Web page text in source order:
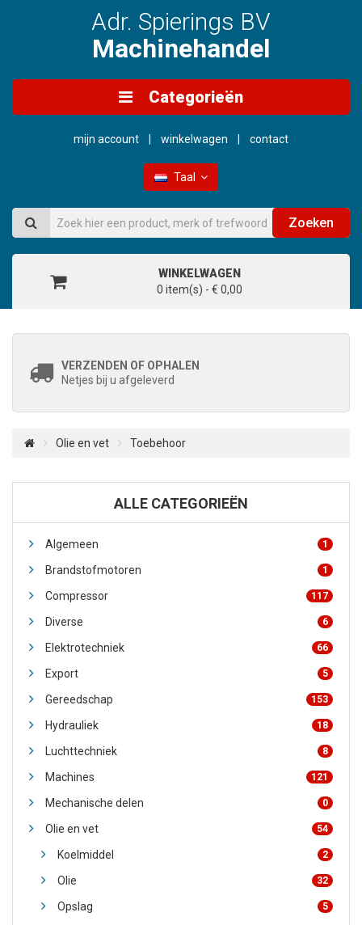
Adr. Spierings BV
Machinehandel
Categorieën
mijn account winkelwagen contact
Taal
Zoeken
WINKELWAGEN
0 item(s) - € 0,00
VERZENDEN OF OPHALEN
Netjes bij u afgeleverd
Olie en vet Toebehoor
ALLE CATEGORIEËN
Algemeen 1
Brandstofmotoren 1
Compressor 117
Diverse 6
Elektrotechniek 66
Export 5
Gereedschap 153
Hydrauliek 18
Luchttechniek 8
Machines 121
Mechanische delen 0
Olie en vet 54
Koelmiddel 2
Olie 32
Opslag 5